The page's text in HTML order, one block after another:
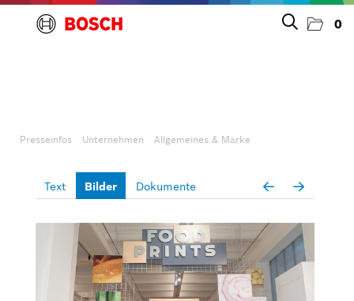
0
Allgemeines & Marke
Personelles
Presseinfos Unternehmen Allgemeines & Marke
Text Bilder Dokumente